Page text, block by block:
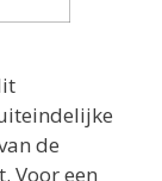
de
Voor een